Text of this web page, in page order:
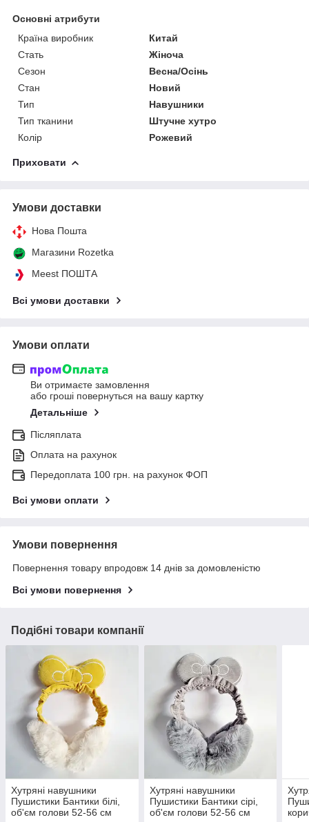
Основні атрибути
Країна виробник
Китай
Стать
Жіноча
Сезон
Весна/Осінь
Стан
Новий
Тип
Навушники
Тип тканини
Штучне хутро
Колір
Рожевий
Приховати
Умови доставки
Нова Пошта
Магазини Rozetka
Meest ПОШТА
Всі умови доставки
Умови оплати
Ви отримаєте замовлення
або гроші повернуться на вашу картку
Детальніше
Післяплата
Оплата на рахунок
Передоплата 100 грн. на рахунок ФОП
Всі умови оплати
Умови повернення
Повернення товару впродовж 14 днів за домовленістю
Всі умови повернення
Подібні товари компанії
Хутряні навушники
Пушистики Бантики білі,
об'єм голови 52-56 см
Хутряні навушники
Пушистики Бантики сірі,
об'єм голови 52-56 см